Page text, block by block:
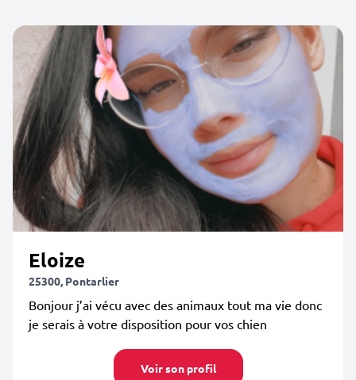
Eloize
25300, Pontarlier
Bonjour j’ai vécu avec des animaux tout ma vie donc
je serais à votre disposition pour vos chien
Voir son profil